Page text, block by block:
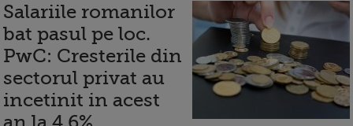
Salariile romanilor
bat pasul pe loc.
PwC: Cresterile din
sectorul privat au
incetinit in acest